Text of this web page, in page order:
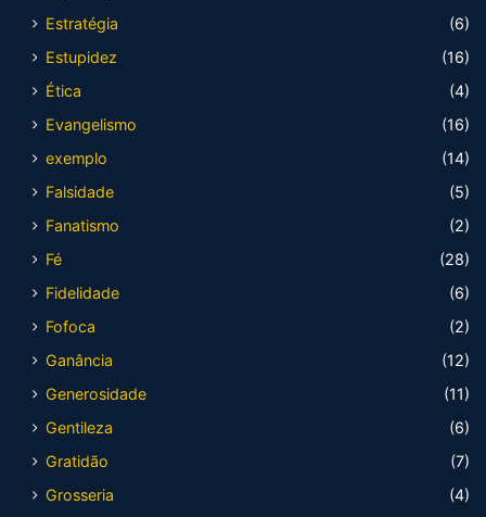
Estratégia
(6)
Estupidez
(16)
Ética
(4)
Evangelismo
(16)
exemplo
(14)
Falsidade
(5)
Fanatismo
(2)
Fé
(28)
Fidelidade
(6)
Fofoca
(2)
Ganância
(12)
Generosidade
(11)
Gentileza
(6)
Gratidão
(7)
Grosseria
(4)